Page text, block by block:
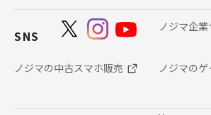
SNS
ノジマ企業
ノジマの中古スマホ販売 ノジマの